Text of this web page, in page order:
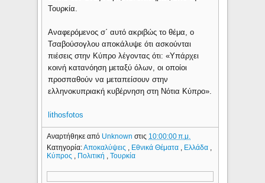
Τουρκία.
Αναφερόμενος σ΄ αυτό ακριβώς το θέμα, ο
Τσαβούσογλου αποκάλυψε ότι ασκούνται
πιέσεις στην Κύπρο λέγοντας ότι: «Υπάρχει
κοινή κατανόηση μεταξύ όλων, οι οποίοι
προσπαθούν να μεταπείσουν στην
ελληνοκυπριακή κυβέρνηση στη Νότια Κύπρο».
lithosfotos
Αναρτήθηκε από Unknownστις 10:00:00 π.μ.
Κατηγορία:Αποκαλύψεις , Εθνικά Θέματα , Ελλάδα ,
Κύπρος , Πολιτική ,Τουρκία